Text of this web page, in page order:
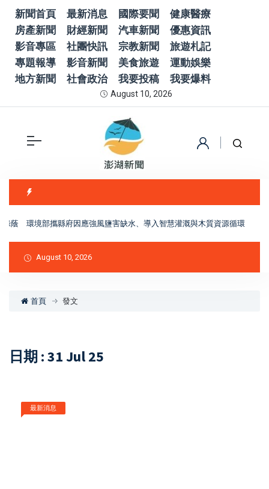
新聞首頁 最新消息 國際要聞
健康醫療
房產新聞
財經新聞 汽車新聞
優惠資訊
影音專區
社團快訊 宗教新聞
旅遊札記
專題報導
影音新聞 美食旅遊
運動娛樂
地方新聞
社會政治 我要投稿 我要爆料
August 10, 2026
蔭 環境部攜縣府因應強風鹽害缺水、導入智慧灌溉與木質資源循環
August 10, 2026
首頁 發文
日期 : 31 Jul 25
最新消息